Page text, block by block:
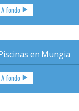
A fondo
en Mungia
A fondo